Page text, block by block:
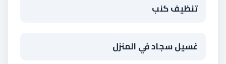
تنظيف كنب
غسيل سجاد في المنزل